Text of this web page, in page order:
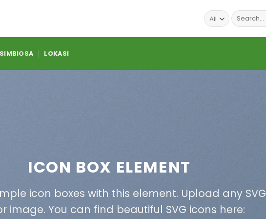
Search
for:
LOKASI
ICON BOX ELEMENT
icon boxes with this element. Upload any SVG
image. You can find beautiful SVG icons here: